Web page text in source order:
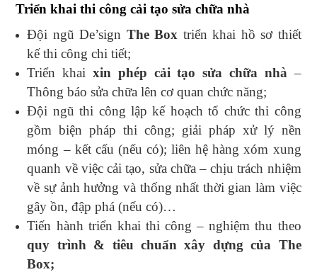
Triển khai thi công cải tạo sửa chữa nhà
Đội ngũ De’sign The Box triển khai hồ sơ thiết
kế thi công chi tiết;
Triển khaixin phép cải tạo sửa chữa nhà–
Thông báo sửa chữa lên cơ quan chức năng;
Đội ngũ thi công lập kế hoạch tổ chức thi công
gồm biện pháp thi công; giải pháp xử lý nền
móng – kết cấu (nếu có); liên hệ hàng xóm xung
quanh về việc cải tạo, sửa chữa – chịu trách nhiệm
về sự ảnh hưởng và thống nhất thời gian làm việc
gây ồn, đập phá (nếu có)…
Tiến hành triển khai thi công – nghiệm thu theo
quy trình & tiêu chuẩn xây dựng của The
Box;